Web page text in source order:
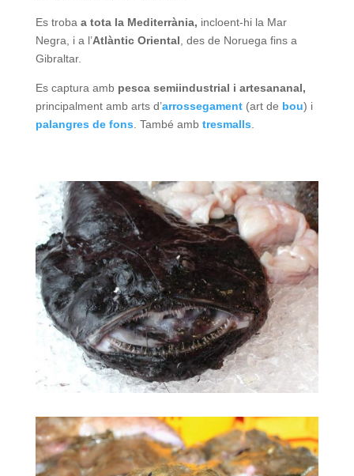
Es troba a tota la Mediterrània, incloent-hi la Mar
Negra, i a l’Atlàntic Oriental , des de Noruega fins a
Gibraltar.
Es captura amb pesca semiindustrial i artesananal,
principalment amb arts d’arrossegament (art de bou) i
palangres de fons . També amb tresmalls